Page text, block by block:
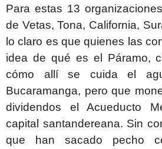
Para estas 13
de Vetas, Tona, California,
lo claro es que quienes las
idea de qué es el Páramo,
cómo allí se cuida el
Bucaramanga, pero que
dividendos el Acueducto
capital santandereana. Sin
que han sacado pecho